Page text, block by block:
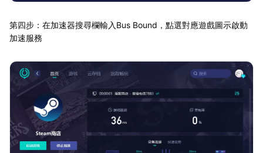
第四步：在加速器搜尋欄輸入Bus Bound，點選對應遊戲圖示啟動
加速服務